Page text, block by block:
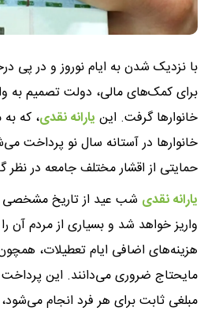
با نزدیک شدن به ایام نوروز و در پی
برای کمک‌های مالی، دولت تصمیم به
خانوارها گرفت. این یارانه نقدی، که
خانوارها در آستانه سال نو پرداخت
حمایتی از اقشار مختلف جامعه در
یارانه نقدی شب عید از تاریخ مشخصی
واریز خواهد شد و بسیاری از مردم
هزینه‌های اضافی ایام تعطیلات،
مایحتاج ضروری می‌دانند. این
مبلغی ثابت برای هر فرد انجام